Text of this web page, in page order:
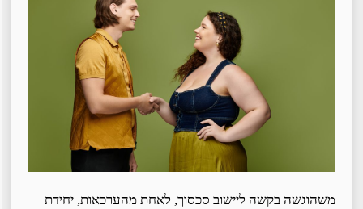
משהוגשה בקשה ליישוב סכסוך, לאחת מהערכאות, יחידת